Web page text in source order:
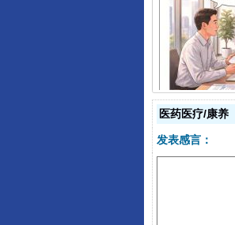
医药医疗/康养
发表感言：